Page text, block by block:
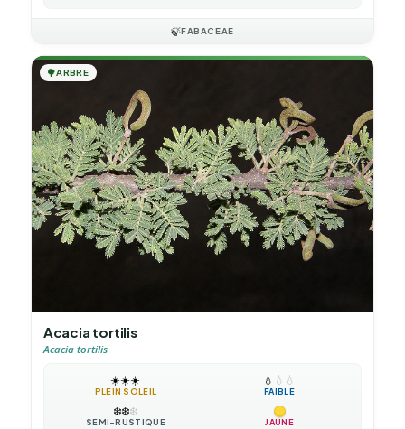
🍃FABACEAE
🌳ARBRE
Acacia tortilis
Acacia tortilis
☀️☀️☀️
PLEIN SOLEIL
💧 💧 💧
FAIBLE
❄️❄️❄️
SEMI-RUSTIQUE JAUNE